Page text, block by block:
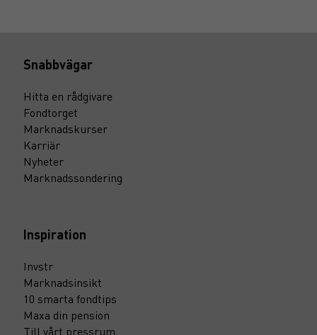
Snabbvägar
Hitta en rådgivare
Fondtorget
Marknadskurser
Karriär
Nyheter
Marknadssondering
Inspiration
Invstr
Marknadsinsikt
10 smarta fondtips
Maxa din pension
Till vårt pressrum